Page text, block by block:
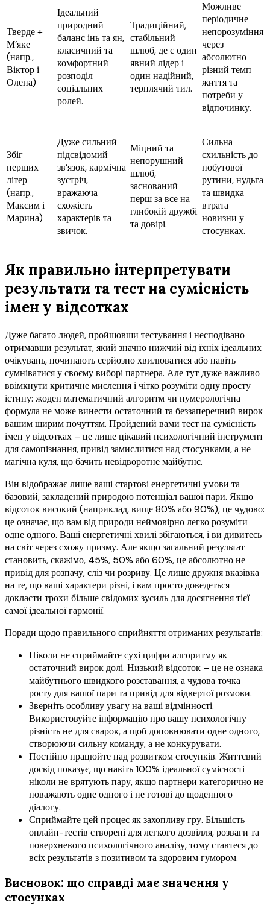
Тверде +
М’яке
(напр.,
Віктор і
Олена)
Ідеальний
природний
баланс інь та ян,
класичний та
комфортний
розподіл
соціальних
ролей.
Традиційний,
стабільний
шлюб, де є один
явний лідер і
один надійний,
терплячий тил.
Можливе
періодичне
непорозуміння
через
абсолютно
різний темп
життя та
потреби у
відпочинку.
Збіг
перших
літер
(напр.,
Максим і
Марина)
Дуже сильний
підсвідомий
зв’язок, кармічна
зустріч,
вражаюча
схожість
характерів та
звичок.
Міцний та
непорушний
шлюб,
заснований
перш за все на
глибокій дружбі
та довірі.
Сильна
схильність до
побутової
рутини, нудьга
та швидка
втрата
новизни у
стосунках.
Як правильно інтерпретувати
результати та тест на сумісність
імен у відсотках
Дуже багато людей, пройшовши тестування і несподівано
отримавши результат, який значно нижчий від їхніх ідеальних
очікувань, починають серйозно хвилюватися або навіть
сумніватися у своєму виборі партнера. Але тут дуже важливо
ввімкнути критичне мислення і чітко розуміти одну просту
істину: жоден математичний алгоритм чи нумерологічна
формула не може винести остаточний та беззаперечний вирок
вашим щирим почуттям. Пройдений вами тест на сумісність
імен у відсотках – це лише цікавий психологічний інструмент
для самопізнання, привід замислитися над стосунками, а не
магічна куля, що бачить невідворотне майбутнє.
Він відображає лише ваші стартові енергетичні умови та
базовий, закладений природою потенціал вашої пари. Якщо
відсоток високий (наприклад, вище 80% або 90%), це чудово:
це означає, що вам від природи неймовірно легко розуміти
одне одного. Ваші енергетичні хвилі збігаються, і ви дивитесь
на світ через схожу призму. Але якщо загальний результат
становить, скажімо, 45%, 50% або 60%, це абсолютно не
привід для розпачу, сліз чи розриву. Це лише дружня вказівка
на те, що ваші характери різні, і вам просто доведеться
докласти трохи більше свідомих зусиль для досягнення тієї
самої ідеальної гармонії.
Поради щодо правильного сприйняття отриманих результатів:
Ніколи не сприймайте сухі цифри алгоритму як
остаточний вирок долі. Низький відсоток – це не ознака
майбутнього швидкого розставання, а чудова точка
росту для вашої пари та привід для відвертої розмови.
Зверніть особливу увагу на ваші відмінності.
Використовуйте інформацію про вашу психологічну
різність не для сварок, а щоб доповнювати одне одного,
створюючи сильну команду, а не конкурувати.
Постійно працюйте над розвитком стосунків. Життєвий
досвід показує, що навіть 100% ідеальної сумісності
ніколи не врятують пару, якщо партнери категорично не
поважають одне одного і не готові до щоденного
діалогу.
Сприймайте цей процес як захопливу гру. Більшість
онлайн-тестів створені для легкого дозвілля, розваги та
поверхневого психологічного аналізу, тому ставтеся до
всіх результатів з позитивом та здоровим гумором.
Висновок: що справді має значення у
стосунках